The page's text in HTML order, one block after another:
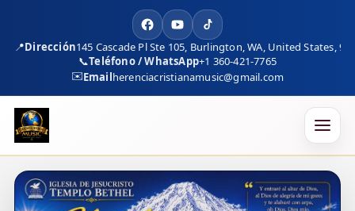
📍Dirección145 Cascade Pl Ste 105, Burlington, WA, United States,
📞Teléfono / WhatsApp+1 360-421-7765
✉️Emailherenciacristianamusic@gmail.com